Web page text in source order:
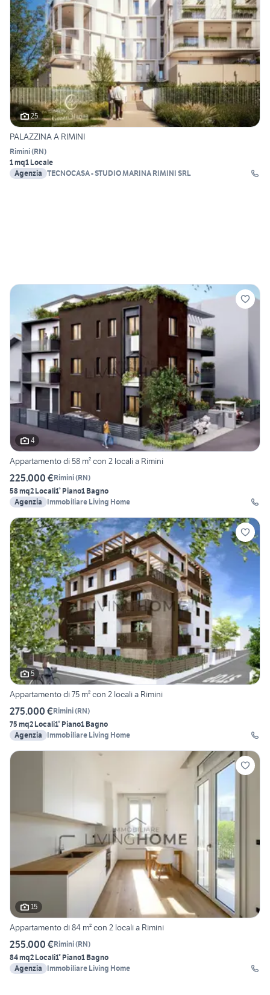
25
PALAZZINA A RIMINI
Rimini(RN)
1 mq1 Locale
Agenzia TECNOCASA - STUDIO MARINA RIMINI SRL
4
Appartamento di 58 m² con 2 locali a Rimini
225.000 €Rimini(RN)
58 mq2 Locali1° Piano1 Bagno
Agenzia
Immobiliare Living Home
5
Appartamento di 75 m² con 2 locali a Rimini
275.000 €Rimini(RN)
75 mq2 Locali1° Piano1 Bagno
Agenzia
Immobiliare Living Home
15
Appartamento di 84 m² con 2 locali a Rimini
255.000 €Rimini(RN)
84 mq2 Locali1° Piano1 Bagno
Agenzia
Immobiliare Living Home